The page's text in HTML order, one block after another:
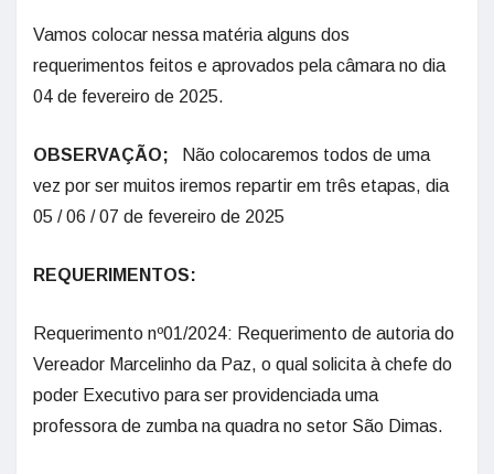
Vamos colocar nessa matéria alguns dos
requerimentos feitos e aprovados pela câmara no dia
04 de fevereiro de 2025.
OBSERVAÇÃO;
Não colocaremos todos de uma
vez por ser muitos iremos repartir em três etapas, dia
05 / 06 / 07 de fevereiro de 2025
REQUERIMENTOS:
Requerimento nº01/2024: Requerimento de autoria do
Vereador Marcelinho da Paz, o qual solicita à chefe do
poder Executivo para ser providenciada uma
professora de zumba na quadra no setor São Dimas.